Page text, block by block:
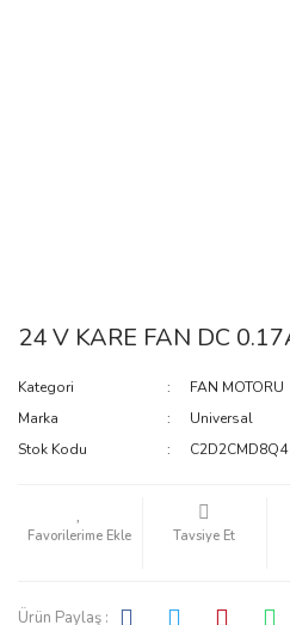
24 V KARE FAN DC
Kategori
FAN MOTORU
Marka
Universal
Stok Kodu
C2D2CMD8Q4
Tavsiye Et
Ürün Paylaş :